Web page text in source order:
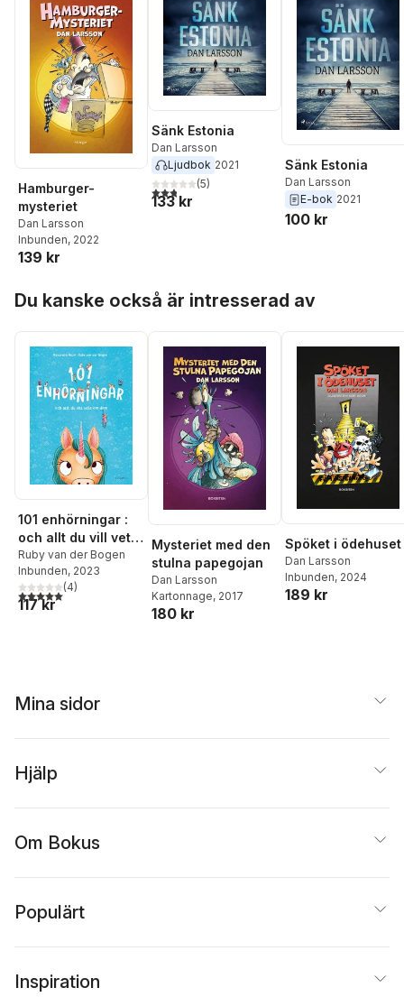
Hamburger-
mysteriet
Dan Larsson
Inbunden, 2022
139 kr
Sänk Estonia
Dan Larsson
Ljudbok 2021
2,8utav 5 stjärnor. Totalt antal röster:
(5)
133 kr
Sänk Estonia
Dan Larsson
E-bok 2021
100 kr
Du kanske också är intresserad av
101 enhörningar :
och allt du vill veta
om dem
Ruby van der Bogen
Inbunden, 2023
5,0utav 5 stjärnor. Totalt antal röster:
(4)
117 kr
Mysteriet med den
stulna papegojan
Dan Larsson
Kartonnage, 2017
180 kr
Spöket i ödehuset
Dan Larsson
Inbunden, 2024
189 kr
Mina sidor
Hjälp
Om Bokus
Populärt
Inspiration